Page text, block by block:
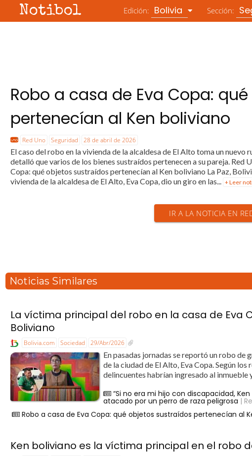
Notibol Edición: Bolivia Sección:
Robo a casa de Eva Copa:
pertenecían al Ken boliviano
Red Uno Seguridad 28 de abril de 2026
El caso del robo en la vivienda de la alcaldesa de El Alto toma un
detalló que varios de los bienes sustraídos pertenecen a su pareja.
Copa: qué objetos sustraídos pertenecían al Ken boliviano La Paz,
vivienda de la alcaldesa de El Alto, Eva Copa, dio un giro en las... + Leer
IR A LA NOTICIA EN
Noticias Similares
La víctima principal del robo en la casa de Eva
Boliviano
Bolivia.com Sociedad 29/Abr/2026
En pasadas jornadas se reportó un robo de
de la ciudad de El Alto, Eva Copa. Según
delincuentes habrían ingresado al inmueble
“Si no era mi hijo con discapacidad,
atacado por un perro de raza peligrosa |
Robo a casa de Eva Copa: qué objetos sustraídos pertenecían al
Ken boliviano es la víctima principal en el robo